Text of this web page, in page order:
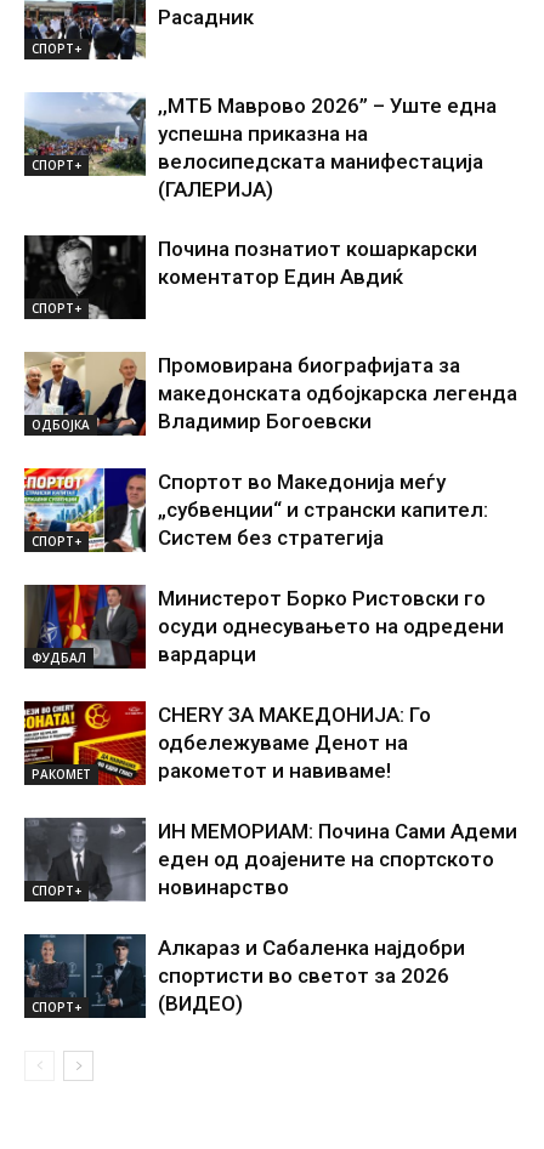
СПОРТ+
Расадник
СПОРТ+
,,МТБ Маврово 2026” – Уште една
успешна приказна на
велосипедската манифестација
(ГАЛЕРИЈА)
СПОРТ+
Почина познатиот кошаркарски
коментатор Един Авдиќ
ОДБОЈКА
Промовирана биографијата за
македонската одбојкарска легенда
Владимир Богоевски
СПОРТ+
Спортот во Македонија меѓу
„субвенции“ и странски капител:
Систем без стратегија
ФУДБАЛ
Министерот Борко Ристовски го
осуди однесувањето на одредени
вардарци
РАКОМЕТ
CHERY ЗА МАКЕДОНИЈА: Го
одбележуваме Денот на
ракометот и навиваме!
СПОРТ+
ИН МЕМОРИАМ: Почина Сами Адеми
еден од доајените на спортското
новинарство
СПОРТ+
Алкараз и Сабаленка најдобри
спортисти во светот за 2026
(ВИДЕО)